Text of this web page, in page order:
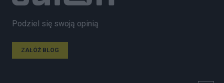
Podziel się swoją opinią
ZAŁÓŻ BLOG